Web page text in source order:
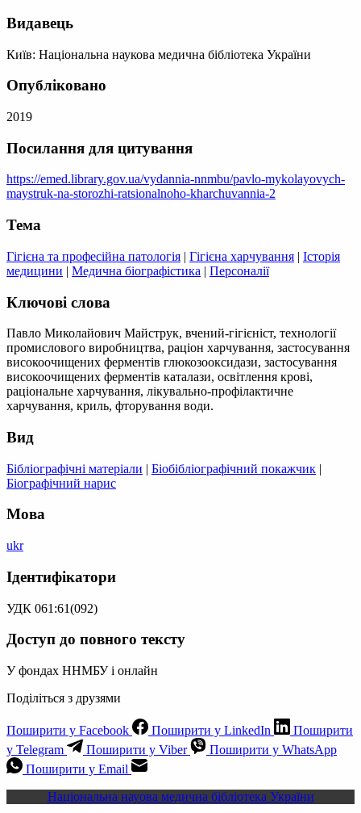
Видавець
Київ: Національна наукова медична бібліотека України
Опубліковано
2019
Посилання для цитування
https://emed.library.gov.ua/vydannia-nnmbu/pavlo-mykolayovych-
maystruk-na-storozhi-ratsionalnoho-kharchuvannia-2
Тема
Гігієна та професійна патологія | Гігієна харчування | Історія
медицини | Медична біографістика | Персоналії
Ключові слова
Павло Миколайович Майструк, вчений-гігієніст, технології
промислового виробництва, раціон харчування, застосування
високоочищених ферментів глюкозооксидази, застосування
високоочищених ферментів каталази, освітлення крові,
раціональне харчування, лікувально-профілактичне
харчування, криль, фторування води.
Вид
Бібліографічні матеріали | Біобібліографічний покажчик |
Біографічний нарис
Мова
ukr
Ідентифікатори
УДК 061:61(092)
Доступ до повного тексту
У фондах ННМБУ і онлайн
Поділіться з друзями
Поширити у Facebook Поширити у LinkedIn
Поширити
у Telegram
Поширити у Viber
Поширити у WhatsApp
Поширити у Email
Національна науова медична бібліотека України